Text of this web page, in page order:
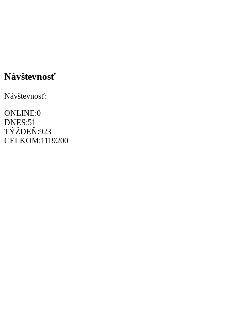
Návštevnosť
Návštevnosť:
ONLINE:0
DNES:51
TÝŽDEŇ:923
CELKOM:1119200